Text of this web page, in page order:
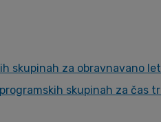
skupinah za obravnavano
skupinah za čas